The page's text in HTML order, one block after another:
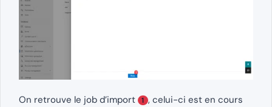
On retrouve le job d’import 1 , celui-ci est en cours